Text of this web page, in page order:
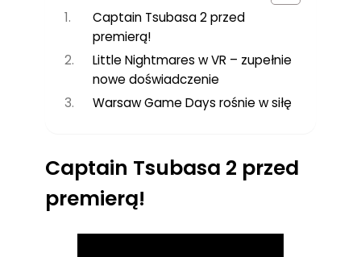
Captain Tsubasa 2 przed
premierą!
Little Nightmares w VR – zupełnie
nowe doświadczenie
Warsaw Game Days rośnie w siłę
Captain Tsubasa 2 przed
premierą!